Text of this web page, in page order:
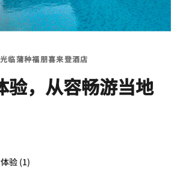
临蒲种福朋喜来登酒店
验，从容畅游当地
验 (1)